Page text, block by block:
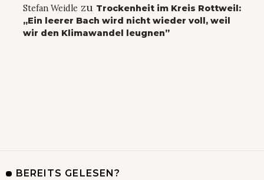
Stefan Weidle zu Trockenheit im Kreis Rottweil:
„Ein leerer Bach wird nicht wieder voll, weil
wir den Klimawandel leugnen”
BEREITS GELESEN?